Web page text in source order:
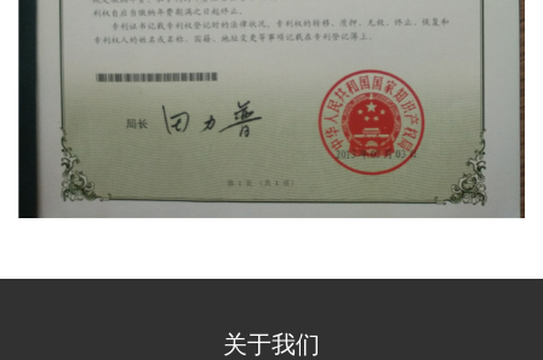
关于我们